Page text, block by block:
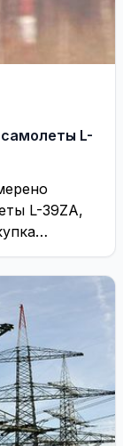
L-
L-39ZA,
...